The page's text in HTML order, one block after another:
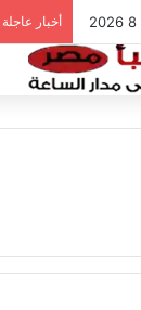
أخبار عاجلة